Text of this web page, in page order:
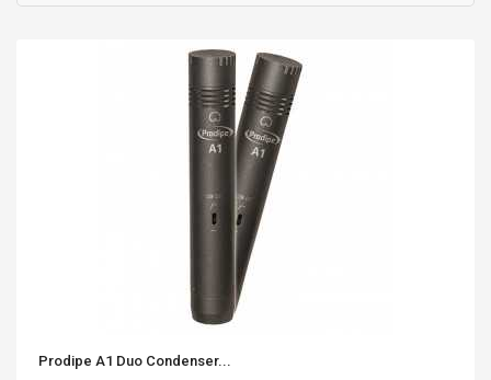
Prodipe A1 Duo Condenser...